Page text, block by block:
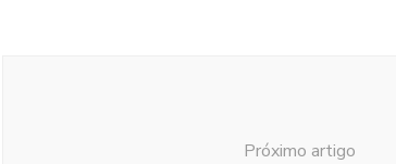
Próximo artigo